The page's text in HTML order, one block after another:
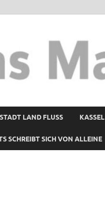
STADT LAND FLUSS KASSEL
SCHREIBT SICH VON ALLEINE